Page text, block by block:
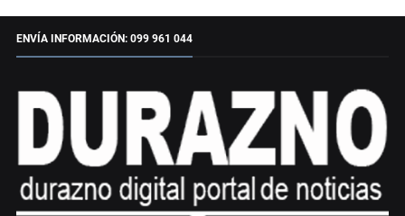
ENVÍA INFORMACIÓN: 099 961 044